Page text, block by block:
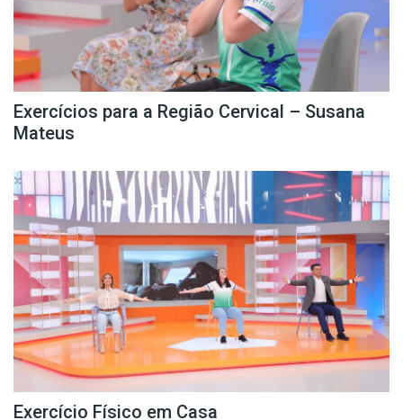
Exercícios para a Região Cervical – Susana
Mateus
Exercício Físico em Casa